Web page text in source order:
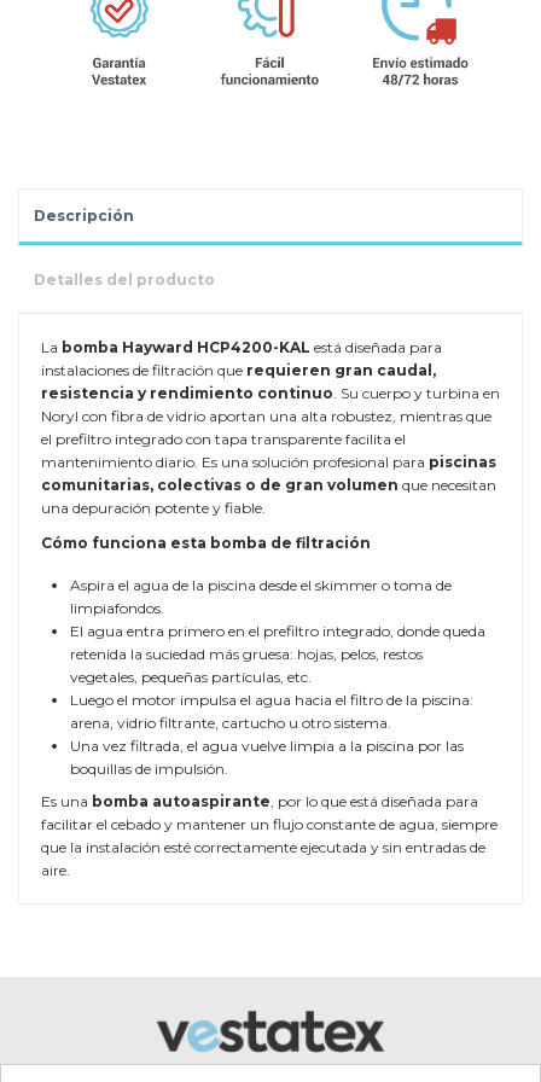
Descripción
Detalles del producto
La bomba Hayward HCP4200-KAL está diseñada para
instalaciones de filtración que requieren gran caudal,
resistencia y rendimiento continuo. Su cuerpo y turbina en
Noryl con fibra de vidrio aportan una alta robustez, mientras que
el prefiltro integrado con tapa transparente facilita el
mantenimiento diario. Es una solución profesional para piscinas
comunitarias, colectivas o de gran volumen que necesitan
una depuración potente y fiable.
Cómo funciona esta bomba de filtración
Aspira el agua de la piscina desde el skimmer o toma de
limpiafondos.
El agua entra primero en el prefiltro integrado, donde queda
retenida la suciedad más gruesa: hojas, pelos, restos
vegetales, pequeñas partículas, etc.
Luego el motor impulsa el agua hacia el filtro de la piscina:
arena, vidrio filtrante, cartucho u otro sistema.
Una vez filtrada, el agua vuelve limpia a la piscina por las
boquillas de impulsión.
Es una bomba autoaspirante , por lo que está diseñada para
facilitar el cebado y mantener un flujo constante de agua, siempre
que la instalación esté correctamente ejecutada y sin entradas de
aire.
Protección IP55
TIPO DE BOMBA FILTRACIÓNBomba centrífuga
autoaspirante